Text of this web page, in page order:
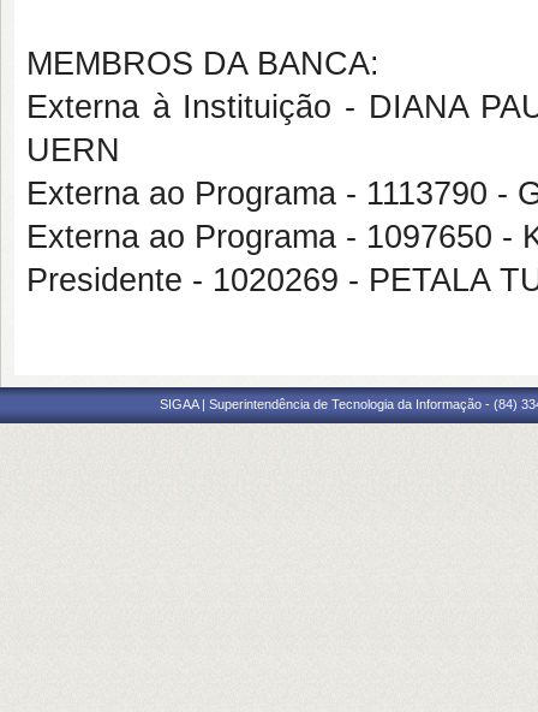
MEMBROS DA BANCA:
Externa à Instituição - DIANA
UERN
Externa ao Programa - 1113790 -
Externa ao Programa - 1097650 -
Presidente - 1020269 - PETALA
SIGAA | Superintendência de Tecnologia da Informação - (84)